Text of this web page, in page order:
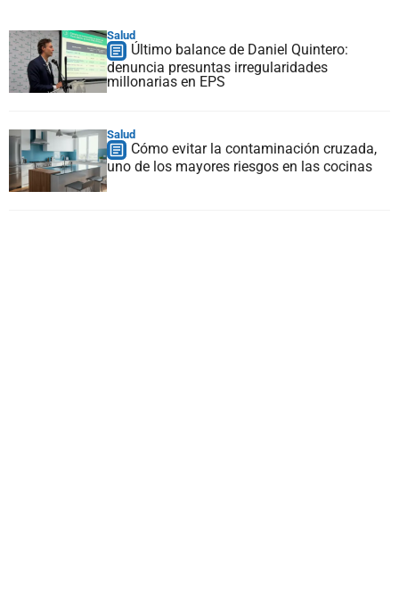
Salud
Último balance de Daniel Quintero:
denuncia presuntas irregularidades
millonarias en EPS
Salud
Cómo evitar la contaminación cruzada,
uno de los mayores riesgos en las cocinas